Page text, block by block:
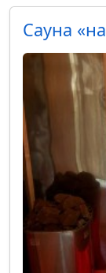
Сауна